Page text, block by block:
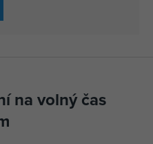
na volný čas